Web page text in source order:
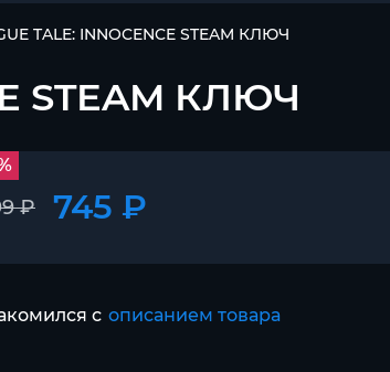
TALE: INNOCENCE STEAM КЛЮЧ
STEAM КЛЮЧ
₽ 745 ₽
с описанием товара